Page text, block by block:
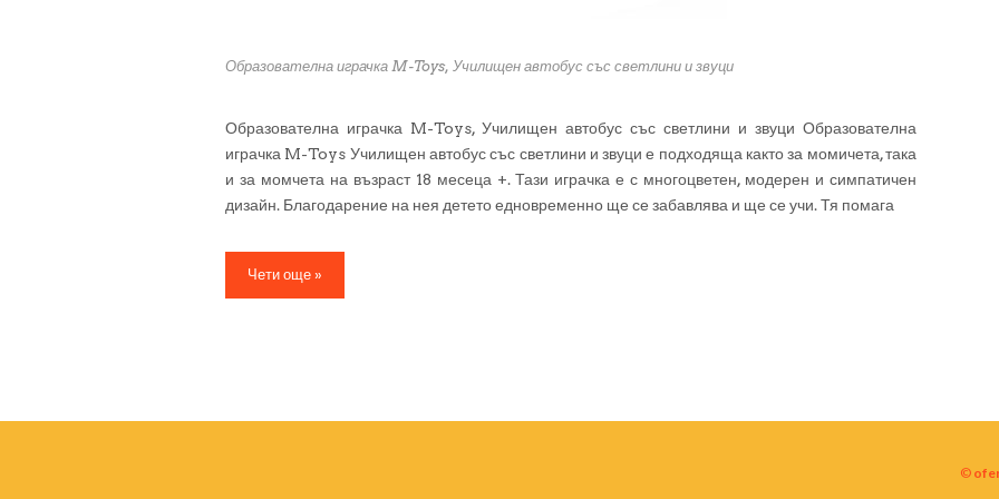
Образователна играчка M-Toys, Училищен автобус със светлини и звуци
Образователна играчка M-Toys, Училищен автобус със светлини и звуци Образователна
играчка M-Toys Училищен автобус със светлини и звуци е подходяща както за момичета, така
и за момчета на възраст 18 месеца +. Тази играчка е с многоцветен, модерен и симпатичен
дизайн. Благодарение на нея детето едновременно ще се забавлява и ще се учи. Тя помага
Чети още »
©